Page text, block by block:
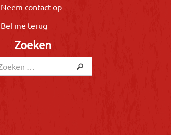
Neem contact op
Bel me terug
Zoeken